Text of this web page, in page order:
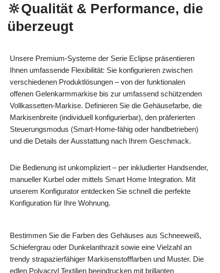
🔆Qualität & Performance, die
überzeugt
Unsere Premium-Systeme der Serie Eclipse präsentieren
Ihnen umfassende Flexibilität: Sie konfigurieren zwischen
verschiedenen Produktlösungen – von der funktionalen
offenen Gelenkarmmarkise bis zur umfassend schützenden
Vollkassetten-Markise. Definieren Sie die Gehäusefarbe, die
Markisenbreite (individuell konfigurierbar), den präferierten
Steuerungsmodus (Smart-Home-fähig oder handbetrieben)
und die Details der Ausstattung nach Ihrem Geschmack.
Die Bedienung ist unkompliziert – per inkludierter Handsender,
manueller Kurbel oder mittels Smart Home Integration. Mit
unserem Konfigurator entdecken Sie schnell die perfekte
Konfiguration für Ihre Wohnung.
Bestimmen Sie die Farben des Gehäuses aus Schneeweiß,
Schiefergrau oder Dunkelanthrazit sowie eine Vielzahl an
trendy strapazierfähiger Markisenstofffarben und Muster. Die
edlen Polyacryl Textilien beeindrucken mit brillanten